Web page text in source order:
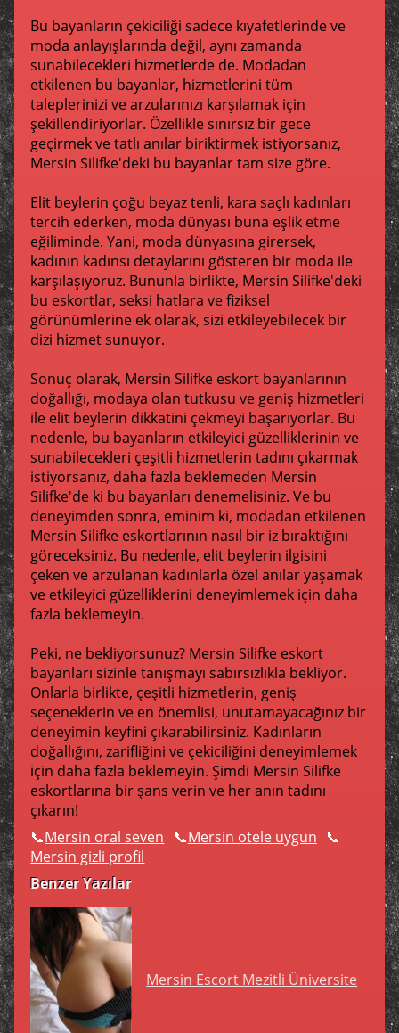
Bu bayanların çekiciliği sadece kıyafetlerinde ve
moda anlayışlarında değil, aynı zamanda
sunabilecekleri hizmetlerde de. Modadan
etkilenen bu bayanlar, hizmetlerini tüm
taleplerinizi ve arzularınızı karşılamak için
şekillendiriyorlar. Özellikle sınırsız bir gece
geçirmek ve tatlı anılar biriktirmek istiyorsanız,
Mersin Silifke'deki bu bayanlar tam size göre.
Elit beylerin çoğu beyaz tenli, kara saçlı kadınları
tercih ederken, moda dünyası buna eşlik etme
eğiliminde. Yani, moda dünyasına girersek,
kadının kadınsı detaylarını gösteren bir moda ile
karşılaşıyoruz. Bununla birlikte, Mersin Silifke'deki
bu eskortlar, seksi hatlara ve fiziksel
görünümlerine ek olarak, sizi etkileyebilecek bir
dizi hizmet sunuyor.
Sonuç olarak, Mersin Silifke eskort bayanlarının
doğallığı, modaya olan tutkusu ve geniş hizmetleri
ile elit beylerin dikkatini çekmeyi başarıyorlar. Bu
nedenle, bu bayanların etkileyici güzelliklerinin ve
sunabilecekleri çeşitli hizmetlerin tadını çıkarmak
istiyorsanız, daha fazla beklemeden Mersin
Silifke'de ki bu bayanları denemelisiniz. Ve bu
deneyimden sonra, eminim ki, modadan etkilenen
Mersin Silifke eskortlarının nasıl bir iz bıraktığını
göreceksiniz. Bu nedenle, elit beylerin ilgisini
çeken ve arzulanan kadınlarla özel anılar yaşamak
ve etkileyici güzelliklerini deneyimlemek için daha
fazla beklemeyin.
Peki, ne bekliyorsunuz? Mersin Silifke eskort
bayanları sizinle tanışmayı sabırsızlıkla bekliyor.
Onlarla birlikte, çeşitli hizmetlerin, geniş
seçeneklerin ve en önemlisi, unutamayacağınız bir
deneyimin keyfini çıkarabilirsiniz. Kadınların
doğallığını, zarifliğini ve çekiciliğini deneyimlemek
için daha fazla beklemeyin. Şimdi Mersin Silifke
eskortlarına bir şans verin ve her anın tadını
çıkarın!
Mersin oral seven
Mersin otele uygun
Mersin gizli profil
Benzer Yazılar
Mersin Escort Mezitli Üniversite